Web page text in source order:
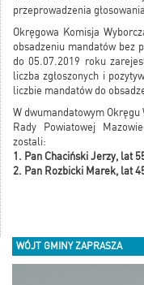
przeprowadzenia
Okręgowa Komisja
obsadzeniu mandatów bez
do 05.07.2019 roku
liczba zgłoszonych i
liczbie mandatów do
W dwumandatowym Okręgu
Rady Powiatowej
zostali:
1. Pan Chaciński Jerzy, lat
2. Pan Rozbicki Marek, lat
WÓJT GMINY ZAPRASZA